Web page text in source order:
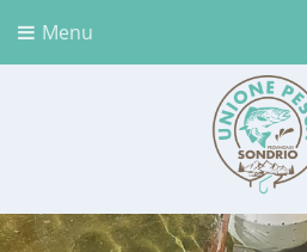
Menu
Unione Pesca Sondrio